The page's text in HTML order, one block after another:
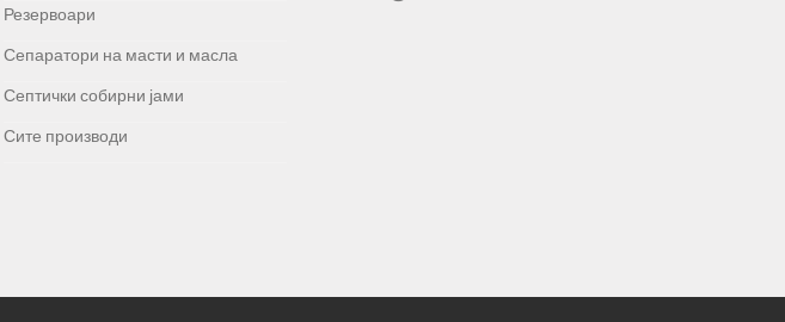
Резервоари
Сепаратори на масти и масла
Септички собирни јами
Сите производи